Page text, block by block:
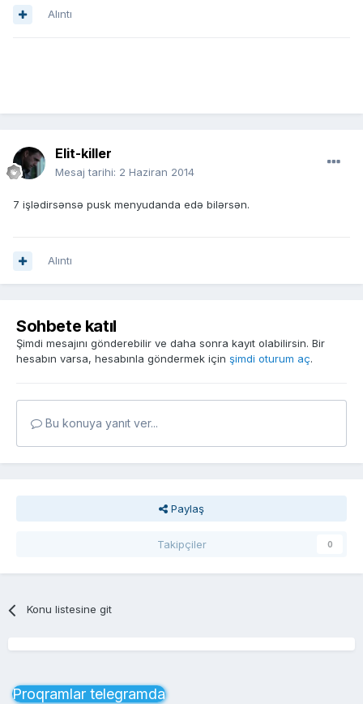
Alıntı
Elit-killer
Mesaj tarihi: 2 Haziran 2014
7 işlədirsənsə pusk menyudanda edə bilərsən.
Alıntı
Sohbete katıl
Şimdi mesajını gönderebilir ve daha sonra kayıt olabilirsin. Bir
hesabın varsa, hesabınla göndermek için şimdi oturum aç.
Bu konuya yanıt ver...
Paylaş
Takipçiler 0
Konu listesine git
Proqramlar telegramda